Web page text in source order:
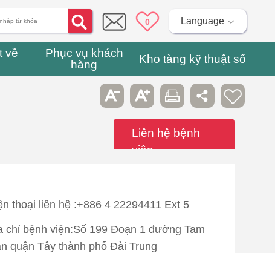
0 Language
về
Phục vụ khách
hàng
Kho tàng kỹ thuật số
Liên hệ bệnh
viện
thoại liên hệ :+886 4 22294411 Ext 5
chỉ bệnh viện:Số 199 Đoạn 1 đường Tam
quận Tây thành phố Đài Trung